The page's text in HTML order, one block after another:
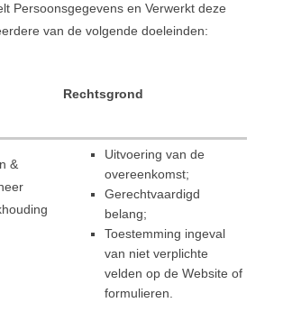
Persoonsgegevens en Verwerkt deze
van de volgende doeleinden:
Rechtsgrond
&
Uitvoering van de
overeenkomst;
Gerechtvaardigd
belang;
Toestemming ingeval
van niet verplichte
velden op de Website of
formulieren.